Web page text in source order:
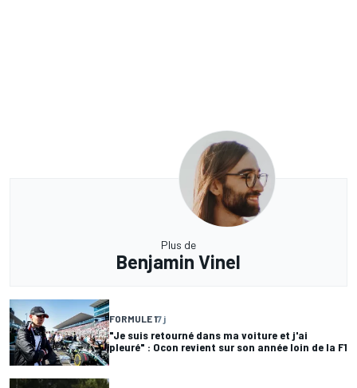
Plus de
Benjamin Vinel
FORMULE 17 j
"Je suis retourné dans ma voiture et j'ai
pleuré" : Ocon revient sur son année loin de la F1